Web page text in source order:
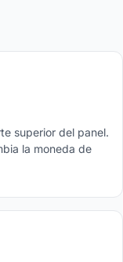
superior del panel.
la moneda de